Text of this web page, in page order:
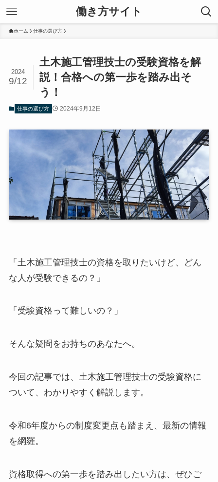
働き方サイト
ホーム 仕事の選び方
土木施工管理技士の受験資格を解
説！合格への第一歩を踏み出そ
う！
2024
9/12
仕事の選び方 2024年9月12日
「土木施工管理技士の資格を取りたいけど、どん
な人が受験できるの？」
「受験資格って難しいの？」
そんな疑問をお持ちのあなたへ。
今回の記事では、土木施工管理技士の受験資格に
ついて、わかりやすく解説します。
令和6年度からの制度変更点も踏まえ、最新の情報
を網羅。
資格取得への第一歩を踏み出したい方は、ぜひご